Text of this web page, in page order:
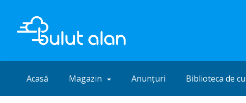
Acasă Magazin Anunțuri Biblioteca de